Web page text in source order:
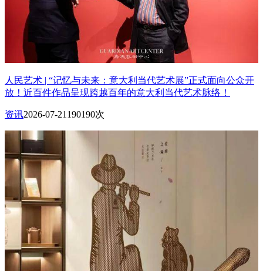
人民艺术 | “记忆与未来：意大利当代艺术展”正式面向公众开
放！近百件作品呈现跨越百年的意大利当代艺术脉络！
资讯2026-07-21 190190次